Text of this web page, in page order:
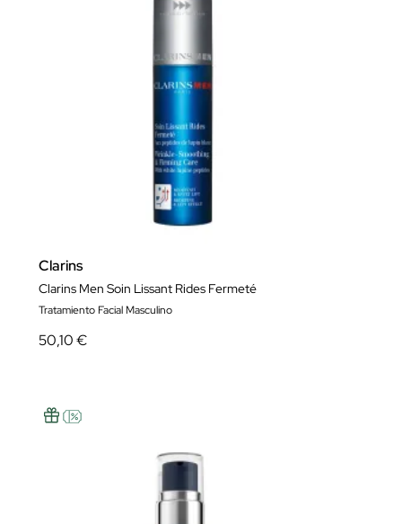
Clarins
Clarins Men Soin Lissant Rides Fermeté
Tratamiento Facial Masculino
50,10 €